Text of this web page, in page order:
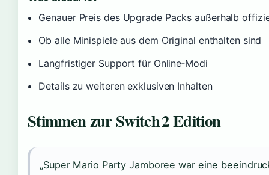
Genauer Preis des Upgrade Packs außerhalb
Ob alle Minispiele aus dem Original enthalten sind
Langfristiger Support für Online‑Modi
Details zu weiteren exklusiven Inhalten
Stimmen zur Switch 2 Edition
„Super Mario Party Jamboree war eine